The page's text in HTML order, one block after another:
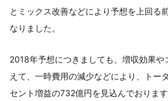
とミックス改善などにより予想を上回る
なりました。
2018年予想につきましても、増収効果や
えて、一時費用の減少などにより、トー
セント増益の732億円を見込んでおります